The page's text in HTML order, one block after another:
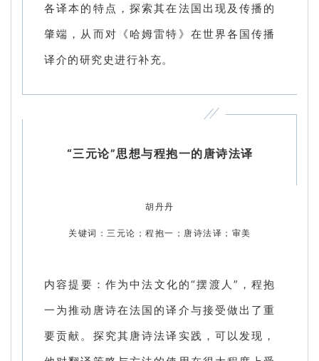
各译本的特点，探索其在法国出现及传播的
肇端，从而对《哈姆雷特》在世界各国传播
译介的研究史进行补充。
“三元论”思想与程抱一的唐诗法译
胡丹丹
关键词：三元论；程抱一；唐诗法译；审美
内容提要：作为中法文化的“摆渡人”，程抱
一为推动唐诗在法国的译介与接受做出了重
要贡献。探究其唐诗法译实践，可以发现，